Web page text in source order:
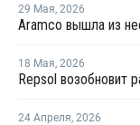
29 Мая, 2026
Aramco вышла из
18 Мая, 2026
24 Апреля, 2026